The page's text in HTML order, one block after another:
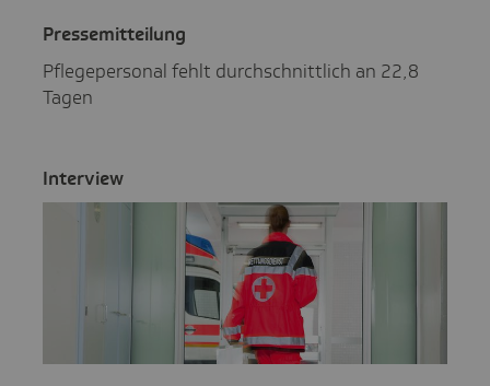
Pres­se­mit­tei­lung
Pflegepersonal fehlt durchschnittlich an 22,8
Tagen
Inter­view